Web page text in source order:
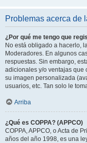
Problemas acerca de
¿Por qué me tengo que
No está obligado a hacerlo,
Moderadores. En algunos
respuestas. Sin embargo,
adicionales y/o ventajas que
su imagen personalizada
usuarios, etc. Tan solo le
Arriba
¿Qué es COPPA? (APPCO)
COPPA, APPCO, o Acta de
años del año 1998, es una